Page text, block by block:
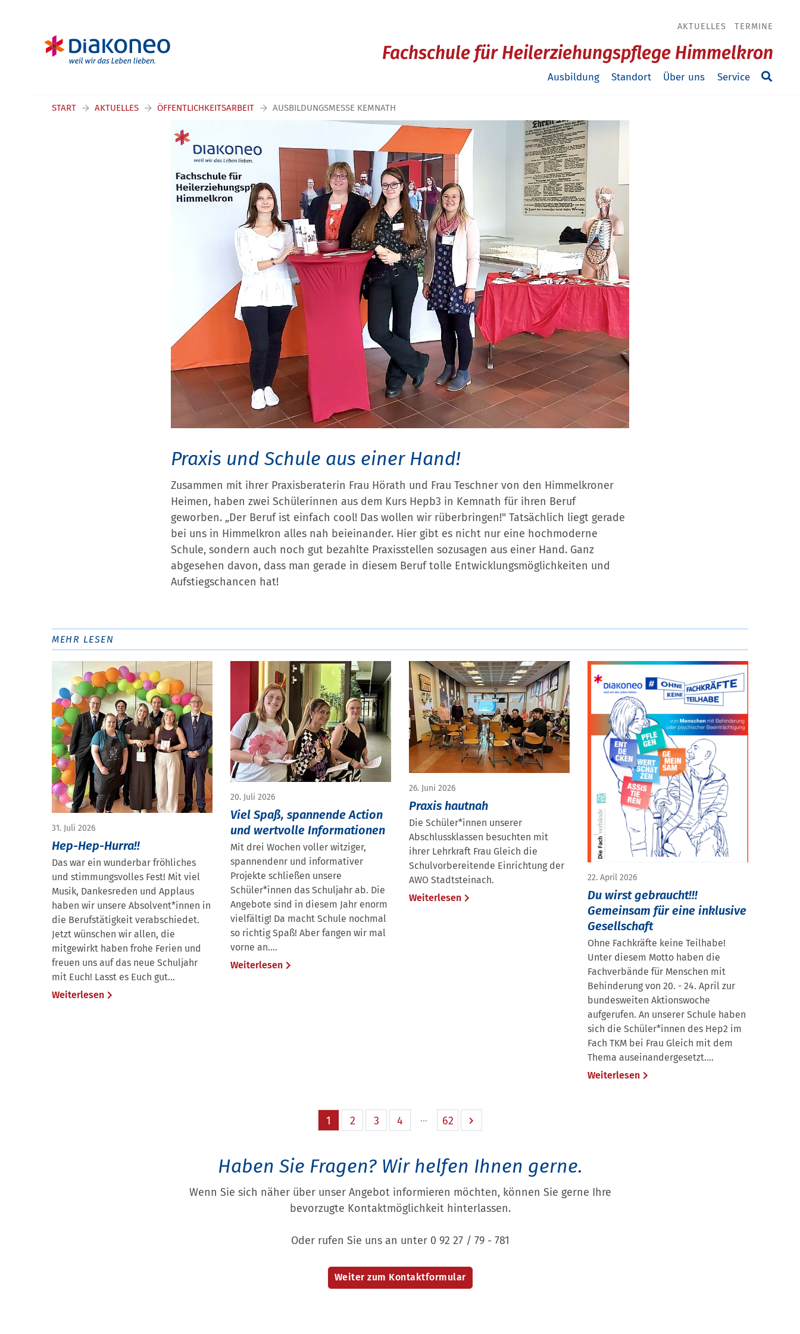
AKTUELLES TERMINE
Fachschule für Heilerziehungspflege Himmelkron
Ausbildung Standort Über uns Service
START AKTUELLES ÖFFENTLICHKEITSARBEIT AUSBILDUNGSMESSE KEMNATH
Praxis und Schule aus einer Hand!
Zusammen mit ihrer Praxisberaterin Frau Hörath und Frau Teschner von den Himmelkroner
Heimen, haben zwei Schülerinnen aus dem Kurs Hepb3 in Kemnath für ihren Beruf
geworben. „Der Beruf ist einfach cool! Das wollen wir rüberbringen!" Tatsächlich liegt gerade
bei uns in Himmelkron alles nah beieinander. Hier gibt es nicht nur eine hochmoderne
Schule, sondern auch noch gut bezahlte Praxisstellen sozusagen aus einer Hand. Ganz
abgesehen davon, dass man gerade in diesem Beruf tolle Entwicklungsmöglichkeiten und
Aufstiegschancen hat!
MEHR LESEN
31. Juli 2026
Hep-Hep-Hurra!!
Das war ein wunderbar fröhliches
und stimmungsvolles Fest! Mit viel
Musik, Dankesreden und Applaus
haben wir unsere Absolvent*innen in
die Berufstätigkeit verabschiedet.
Jetzt wünschen wir allen, die
mitgewirkt haben frohe Ferien und
freuen uns auf das neue Schuljahr
mit Euch! Lasst es Euch gut…
Weiterlesen
20. Juli 2026
Viel Spaß, spannende Action
und wertvolle Informationen
Mit drei Wochen voller witziger,
spannendenr und informativer
Projekte schließen unsere
Schüler*innen das Schuljahr ab. Die
Angebote sind in diesem Jahr enorm
vielfältig! Da macht Schule nochmal
so richtig Spaß! Aber fangen wir mal
vorne an....
Weiterlesen
26. Juni 2026
Praxis hautnah
Die Schüler*innen unserer
Abschlussklassen besuchten mit
ihrer Lehrkraft Frau Gleich die
Schulvorbereitende Einrichtung der
AWO Stadtsteinach.
Weiterlesen
22. April 2026
Du wirst gebraucht!!!
Gemeinsam für eine inklusive
Gesellschaft
Ohne Fachkräfte keine Teilhabe!
Unter diesem Motto haben die
Fachverbände für Menschen mit
Behinderung von 20. - 24. April zur
bundesweiten Aktionswoche
aufgerufen. An unserer Schule haben
sich die Schüler*innen des Hep2 im
Fach TKM bei Frau Gleich mit dem
Thema auseinandergesetzt....
Weiterlesen
1 2 3 4 62
Haben Sie Fragen?Wir helfen Ihnen gerne.
Wenn Sie sich näher über unser Angebot informieren möchten, können Sie gerne Ihre
bevorzugte Kontaktmöglichkeit hinterlassen.
Oder rufen Sie uns an unter 0 92 27 / 79 - 781